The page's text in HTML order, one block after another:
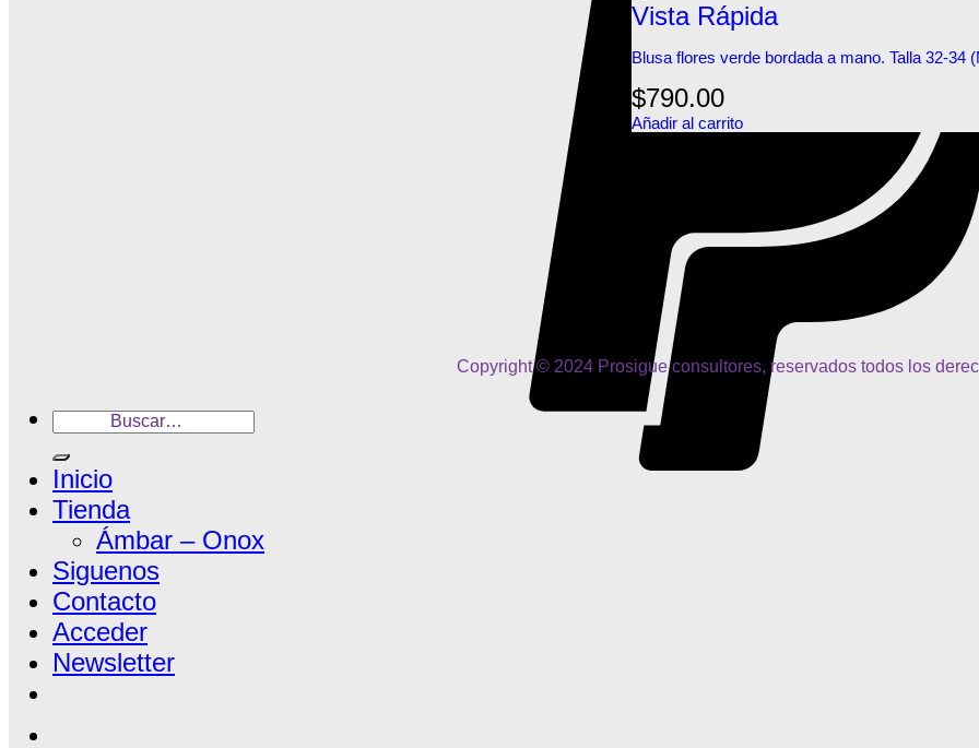
Vista Rápida
Blusa flores verde bordada a mano. Talla 32-34
$790.00
Añadir al carrito
Copyright © 2024 Prosigue consultores, reservados todos los
Inicio
Tienda
Ámbar – Onox
Siguenos
Contacto
Acceder
Newsletter